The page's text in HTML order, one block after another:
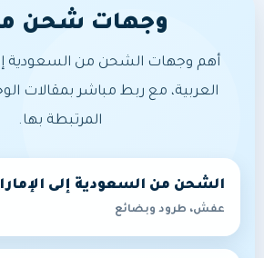
وجهات شحن
أهم وجهات الشحن من السعودية
العربية، مع ربط مباشر بمقالات
المرتبطة بها.
الشحن من السعودية إلى
عفش، طرود وبضائع